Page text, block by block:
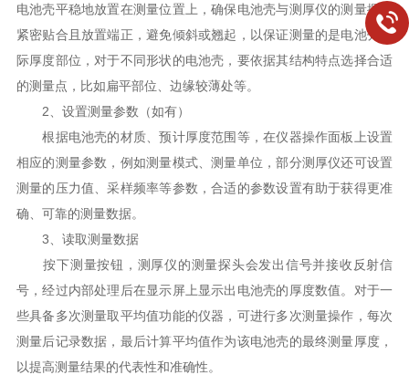
电池壳平稳地放置在测量位置上，确保电池壳与测厚仪的测量探头
紧密贴合且放置端正，避免倾斜或翘起，以保证测量的是电池壳实
际厚度部位，对于不同形状的电池壳，要依据其结构特点选择合适
的测量点，比如扁平部位、边缘较薄处等。
2、设置测量参数（如有）
根据电池壳的材质、预计厚度范围等，在仪器操作面板上设置
相应的测量参数，例如测量模式、测量单位，部分测厚仪还可设置
测量的压力值、采样频率等参数，合适的参数设置有助于获得更准
确、可靠的测量数据。
3、读取测量数据
按下测量按钮，测厚仪的测量探头会发出信号并接收反射信
号，经过内部处理后在显示屏上显示出电池壳的厚度数值。对于一
些具备多次测量取平均值功能的仪器，可进行多次测量操作，每次
测量后记录数据，最后计算平均值作为该电池壳的最终测量厚度，
以提高测量结果的代表性和准确性。